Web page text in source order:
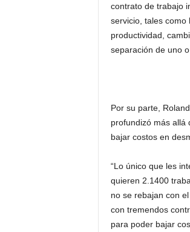
contrato de trabajo
servicio, tales como
productividad,
separación de uno
Por su parte,
profundizó más allá
bajar costos en
“Lo único que les
quieren 2.1400
no se rebajan con
con tremendos
para poder bajar